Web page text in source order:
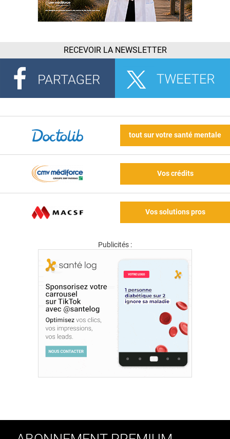
RECEVOIR LA NEWSLETTER
tout sur votre santé mentale
Vos crédits
Vos solutions pros
Publicités :